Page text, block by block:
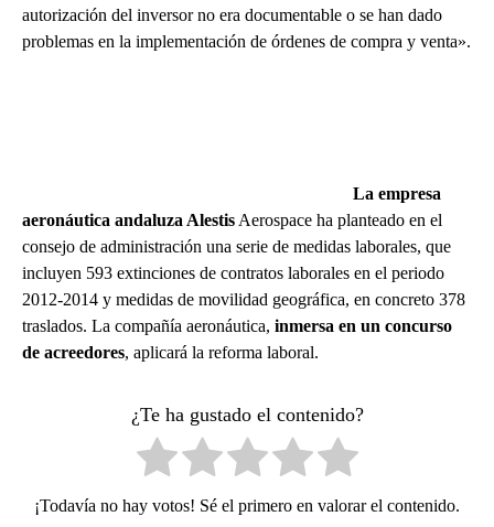
autorización del inversor no era documentable o se han dado
problemas en la implementación de órdenes de compra y venta».
La empresa
aeronáutica andaluza Alestis Aerospace ha planteado en el
consejo de administración una serie de medidas laborales, que
incluyen 593 extinciones de contratos laborales en el periodo
2012-2014 y medidas de movilidad geográfica, en concreto 378
traslados. La compañía aeronáutica, inmersa en un concurso
de acreedores, aplicará la reforma laboral.
¿Te ha gustado el contenido?
¡Todavía no hay votos! Sé el primero en valorar el contenido.